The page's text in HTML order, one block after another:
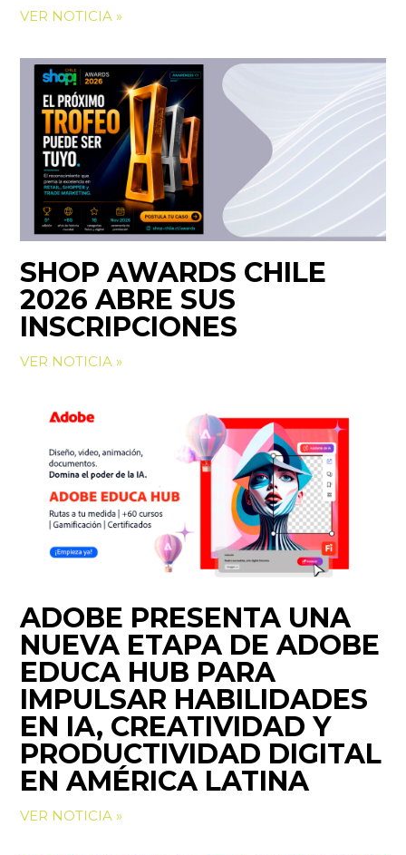
VER NOTICIA »
SHOP AWARDS CHILE
2026 ABRE SUS
INSCRIPCIONES
VER NOTICIA »
ADOBE PRESENTA UNA
NUEVA ETAPA DE ADOBE
EDUCA HUB PARA
IMPULSAR HABILIDADES
EN IA, CREATIVIDAD Y
PRODUCTIVIDAD DIGITAL
EN AMÉRICA LATINA
VER NOTICIA »